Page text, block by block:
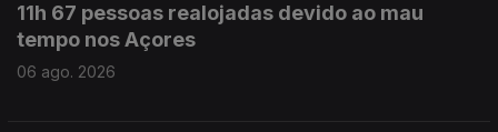
11h 67 pessoas realojadas devido ao mau
tempo nos Açores
06 ago. 2026